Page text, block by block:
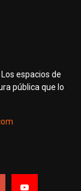
espacios de
pública que lo